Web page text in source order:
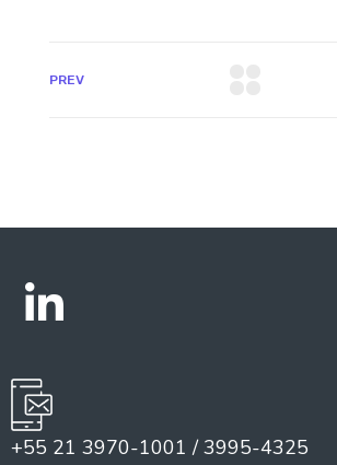
PREV
+55 21 3970-1001 / 3995-4325